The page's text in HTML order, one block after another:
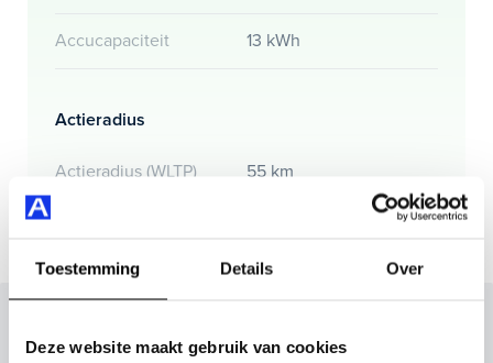
Toestemming Details Over
Deze website maakt gebruik van cookies
Accucapaciteit 13 kWh
Actieradius
Actieradius (WLTP) 55 km